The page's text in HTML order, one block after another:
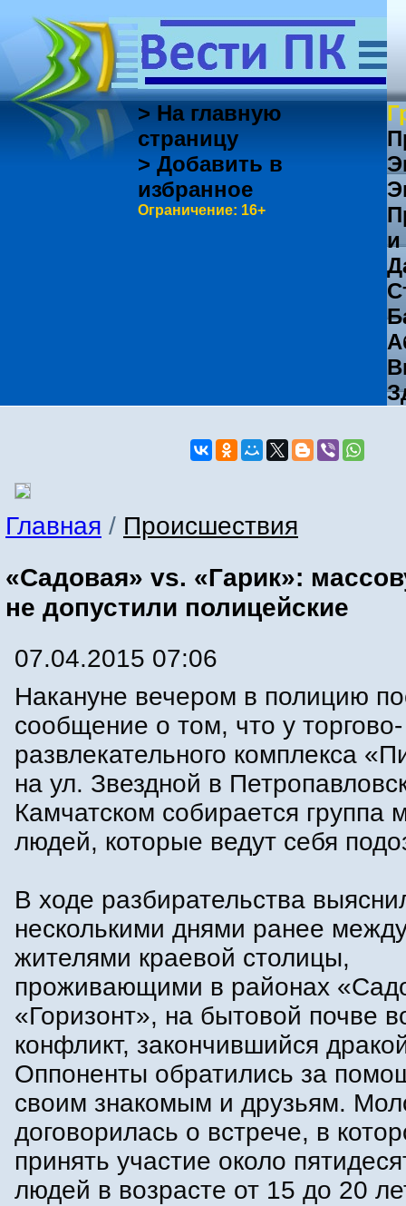
> На главную
страницу
> Добавить в
избранное
Ограничение: 16+
Главная / Происшествия
«Садовая» vs. «Гарик»:
не допустили полицейские
07.04.2015 07:06
Накануне вечером в полицию
сообщение о том, что у торгово-
развлекательного комплекса
на ул. Звездной в
Камчатском собирается группа
людей, которые ведут себя
В ходе разбирательства
несколькими днями ранее
жителями краевой столицы,
проживающими в районах
«Горизонт», на бытовой почве
конфликт, закончившийся
Оппоненты обратились за
своим знакомым и друзьям.
договорилась о встрече, в
принять участие около
людей в возрасте от 15 до 20